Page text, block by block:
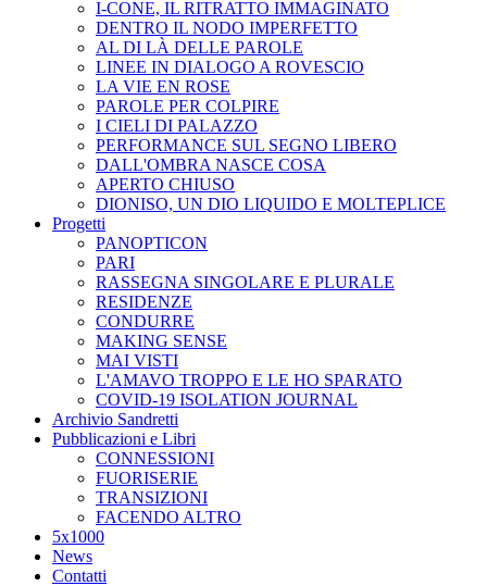
I-CONE, IL RITRATTO IMMAGINATO
DENTRO IL NODO IMPERFETTO
AL DI LÀ DELLE PAROLE
LINEE IN DIALOGO A ROVESCIO
LA VIE EN ROSE
PAROLE PER COLPIRE
I CIELI DI PALAZZO
PERFORMANCE SUL SEGNO LIBERO
DALL'OMBRA NASCE COSA
APERTO CHIUSO
DIONISO, UN DIO LIQUIDO E MOLTEPLICE
Progetti
PANOPTICON
PARI
RASSEGNA SINGOLARE E PLURALE
RESIDENZE
CONDURRE
MAKING SENSE
MAI VISTI
L'AMAVO TROPPO E LE HO SPARATO
COVID-19 ISOLATION JOURNAL
Archivio Sandretti
Pubblicazioni e Libri
CONNESSIONI
FUORISERIE
TRANSIZIONI
FACENDO ALTRO
5x1000
News
Contatti